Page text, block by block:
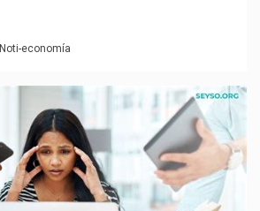
Noti-economía